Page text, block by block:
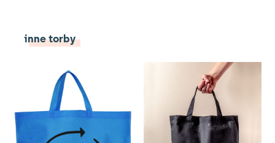
inne torby